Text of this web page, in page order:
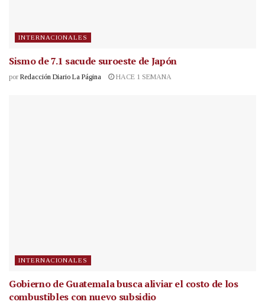
INTERNACIONALES
Sismo de 7.1 sacude suroeste de Japón
por Redacción Diario La Página HACE 1 SEMANA
INTERNACIONALES
Gobierno de Guatemala busca aliviar el costo de los
combustibles con nuevo subsidio